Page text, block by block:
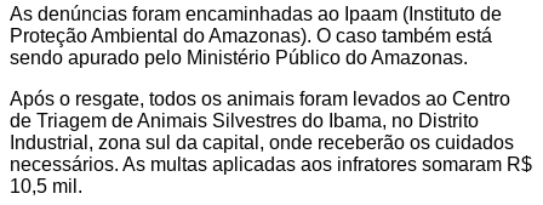
As denúncias foram encaminhadas ao Ipaam (Instituto de
Proteção Ambiental do Amazonas). O caso também está
sendo apurado pelo Ministério Público do Amazonas.
Após o resgate, todos os animais foram levados ao Centro
de Triagem de Animais Silvestres do Ibama, no Distrito
Industrial, zona sul da capital, onde receberão os cuidados
necessários. As multas aplicadas aos infratores somaram R$
10,5 mil.